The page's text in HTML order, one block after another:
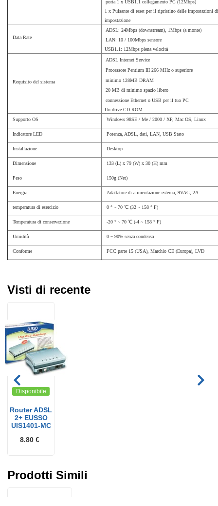
porta 1 x USB1.1 collegamento PC (12Mbps)
1 x Pulsante di reset per il ripristino delle
impostazione
Data Rate
ADSL: 24Mbps (downstream), 1Mbps (a monte)
LAN: 10 / 100Mbps sensore
USB1.1: 12Mbps piena velocità
Requisito del sistema
ADSL Internet Service
Processore Pentium III 266 MHz o superiore
minimo 128MB DRAM
20 MB di minimo spazio libero
connessione Ethernet o USB per il tuo PC
Un drive CD-ROM
Supporto OS
Windows 98SE / Me / 2000 / XP, Mac OS, Linux
Indicatore LED Potenza, ADSL, dati, LAN, USB Stato
Installazione Desktop
Dimensione 133 (L) x 79 (W) x 30 (H) mm
Peso 150g (Net)
Energia Adattatore di alimentazione esterna, 9VAC, 2A
temperatura di esercizio 0 ° ~ 70 ℃ (32 ~ 158 ° F)
Temperatura di conservazione -20 ° ~ 70 ℃ (-4 ~ 158 ° F)
Umidità 0 ~ 90% senza condensa
Conforme FCC parte 15 (USA), Marchio CE (Europa), LVD
Visti di recente
Disponibile
Router ADSL
2+ EUSSO
UIS1401-MC
8.80 €
Prodotti Simili